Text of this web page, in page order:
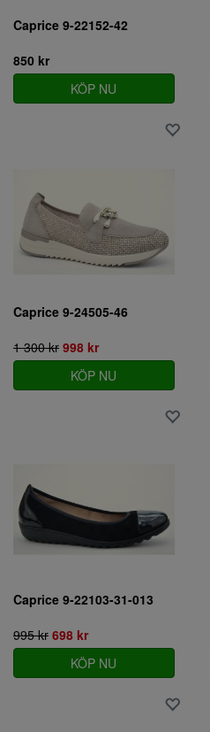
Caprice 9-22152-42
850 kr
KÖP NU
Caprice 9-24505-46
1 300 kr 998 kr
KÖP NU
Caprice 9-22103-31-013
995 kr 698 kr
KÖP NU